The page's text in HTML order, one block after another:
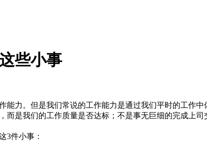
些小事
能力。但是我们常说的工作能力是通过我们平时的工作
而是我们的工作质量是否达标；不是事无巨细的完成上
3件小事：